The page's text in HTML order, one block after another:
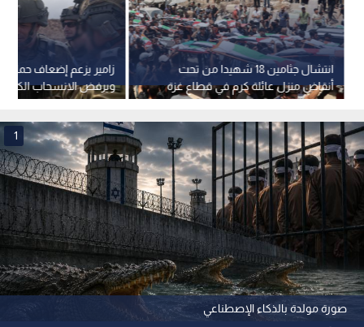
زامير يزعم إضعاف حماس
ويرفض الانسحاب
غزة
انتشال جثامين 18 شهيدا من تحت
أنقاض منزل عائلة كرم في قطاع غزة
صورة مولدة بالذكاء الإصطناعي
1